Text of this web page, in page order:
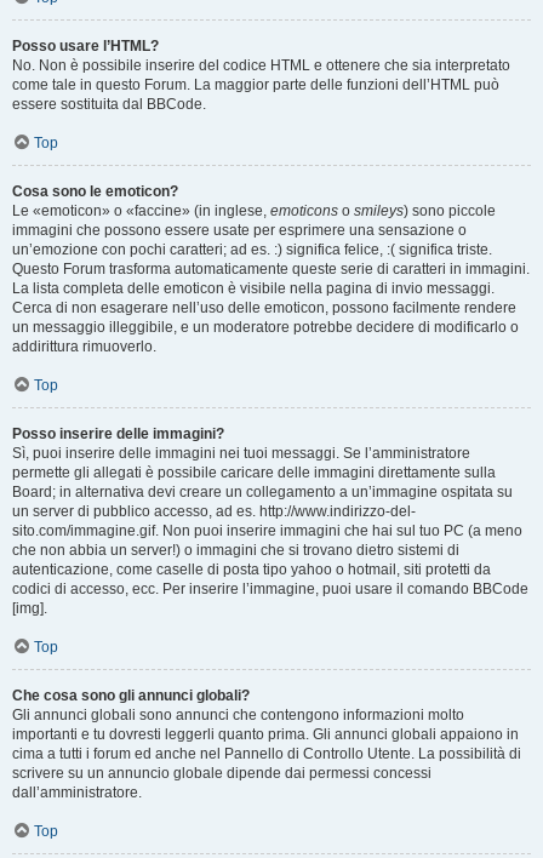
Posso usare l’HTML?
No. Non è possibile inserire del codice HTML e ottenere che sia interpretato
come tale in questo Forum. La maggior parte delle funzioni dell’HTML può
essere sostituita dal BBCode.
Top
Cosa sono le emoticon?
Le «emoticon» o «faccine» (in inglese, emoticons o smileys) sono piccole
immagini che possono essere usate per esprimere una sensazione o
un’emozione con pochi caratteri; ad es. :) significa felice, :( significa triste.
Questo Forum trasforma automaticamente queste serie di caratteri in immagini.
La lista completa delle emoticon è visibile nella pagina di invio messaggi.
Cerca di non esagerare nell’uso delle emoticon, possono facilmente rendere
un messaggio illeggibile, e un moderatore potrebbe decidere di modificarlo o
addirittura rimuoverlo.
Top
Posso inserire delle immagini?
Sì, puoi inserire delle immagini nei tuoi messaggi. Se l’amministratore
permette gli allegati è possibile caricare delle immagini direttamente sulla
Board; in alternativa devi creare un collegamento a un’immagine ospitata su
un server di pubblico accesso, ad es. http://www.indirizzo-del-
sito.com/immagine.gif. Non puoi inserire immagini che hai sul tuo PC (a meno
che non abbia un server!) o immagini che si trovano dietro sistemi di
autenticazione, come caselle di posta tipo yahoo o hotmail, siti protetti da
codici di accesso, ecc. Per inserire l’immagine, puoi usare il comando BBCode
[img].
Top
Che cosa sono gli annunci globali?
Gli annunci globali sono annunci che contengono informazioni molto
importanti e tu dovresti leggerli quanto prima. Gli annunci globali appaiono in
cima a tutti i forum ed anche nel Pannello di Controllo Utente. La possibilità di
scrivere su un annuncio globale dipende dai permessi concessi
dall’amministratore.
Top